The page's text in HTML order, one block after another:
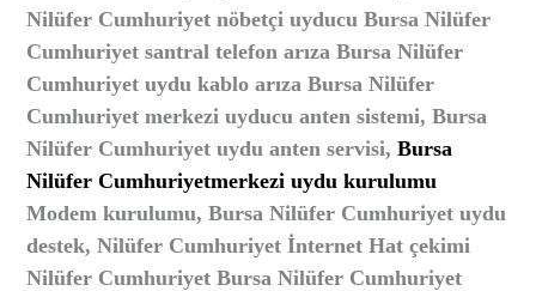
Nilüfer Cumhuriyet nöbetçi uyducu Bursa Nilüfer
Cumhuriyet santral telefon arıza Bursa Nilüfer
Cumhuriyet uydu kablo arıza Bursa Nilüfer
Cumhuriyet merkezi uyducu anten sistemi, Bursa
Nilüfer Cumhuriyet uydu anten servisi,Bursa
Nilüfer Cumhuriyetmerkezi uydu kurulumu
Modem kurulumu, Bursa Nilüfer Cumhuriyet uydu
destek, Nilüfer Cumhuriyet İnternet Hat çekimi
Nilüfer Cumhuriyet Bursa Nilüfer Cumhuriyet